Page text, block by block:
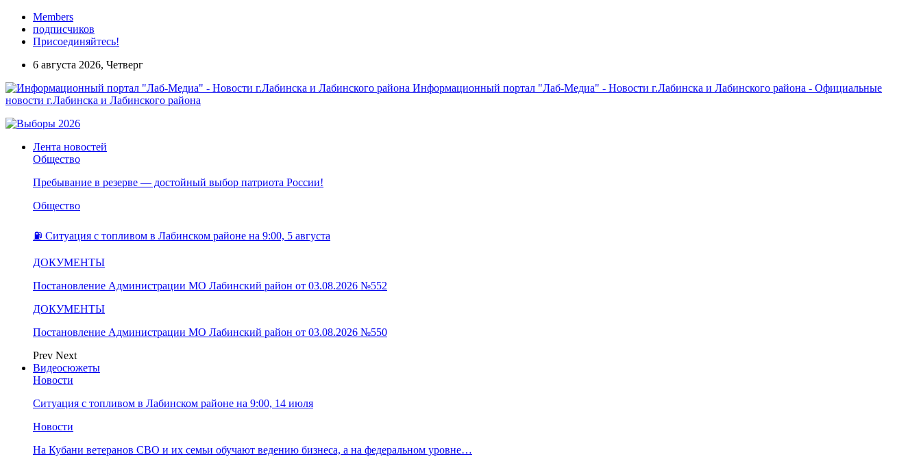
Members
подписчиков
Присоединяйтесь!
6 августа 2026, Четверг
Информационный портал "Лаб-Медиа" - Новости г.Лабинска и Лабинского района - Официальные
новости г.Лабинска и Лабинского района
Лента новостей
Общество
Пребывание в резерве — достойный выбор патриота России!
Общество
⛽️ Ситуация с топливом в Лабинском районе на 9:00, 5 августа
ДОКУМЕНТЫ
Постановление Администрации МО Лабинский район от 03.08.2026 №552
ДОКУМЕНТЫ
Постановление Администрации МО Лабинский район от 03.08.2026 №550
Prev Next
Видеосюжеты
Новости
Ситуация с топливом в Лабинском районе на 9:00, 14 июля
Новости
На Кубани ветеранов СВО и их семьи обучают ведению бизнеса, а на федеральном уровне…